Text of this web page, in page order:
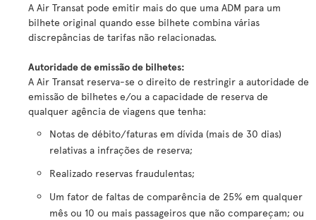
A Air Transat pode emitir mais do que uma ADM para um
bilhete original quando esse bilhete combina várias
discrepâncias de tarifas não relacionadas.
Autoridade de emissão de bilhetes:
A Air Transat reserva-se o direito de restringir a autoridade de
emissão de bilhetes e/ou a capacidade de reserva de
qualquer agência de viagens que tenha:
Notas de débito/faturas em dívida (mais de 30 dias)
relativas a infrações de reserva;
Realizado reservas fraudulentas;
Um fator de faltas de comparência de 25% em qualquer
mês ou 10 ou mais passageiros que não compareçam; ou